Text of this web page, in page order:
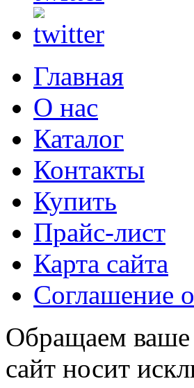
Главная
О нас
Каталог
Контакты
Купить
Прайс-лист
Карта сайта
Соглашение
Обращаем ваше
сайт носит